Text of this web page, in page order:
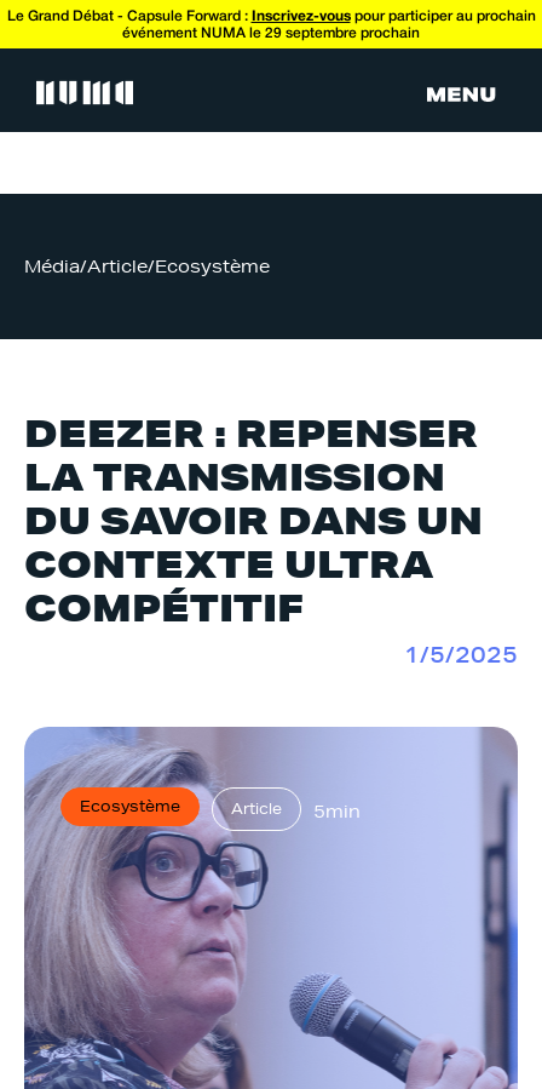
Le Grand Débat - Capsule Forward : Inscrivez-vouspour participer au prochain
événement NUMA le 29 septembre prochain
Média/Article/Ecosystème
DEEZER : REPENSER
LA TRANSMISSION
DU SAVOIR DANS UN
CONTEXTE ULTRA
COMPÉTITIF
1/5/2025
Ecosystème Article 5min